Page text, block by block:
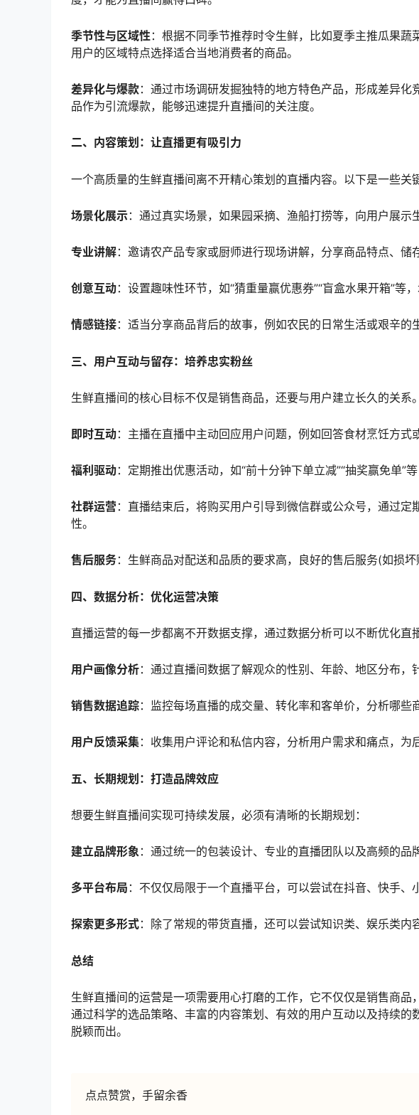
季节性与区域性：根据不同季节推荐时令生鲜，比如夏季主推瓜果
用户的区域特点选择适合当地消费者的商品。
差异化与爆款：通过市场调研发掘独特的地方特色产品，形成差异
品作为引流爆款，能够迅速提升直播间的关注度。
二、内容策划：让直播更有吸引力
一个高质量的生鲜直播间离不开精心策划的直播内容。以下是一些关
场景化展示：通过真实场景，如果园采摘、渔船打捞等，向用户展示
专业讲解：邀请农产品专家或厨师进行现场讲解，分享商品特点、储
创意互动：设置趣味性环节，如“猜重量赢优惠券”“盲盒水果开箱”等
情感链接：适当分享商品背后的故事，例如农民的日常生活或艰辛的
三、用户互动与留存：培养忠实粉丝
生鲜直播间的核心目标不仅是销售商品，还要与用户建立长久的关系
即时互动：主播在直播中主动回应用户问题，例如回答食材烹饪方式
福利驱动：定期推出优惠活动，如“前十分钟下单立减”“抽奖赢免单”
社群运营：直播结束后，将购买用户引导到微信群或公众号，通过
性。
售后服务：生鲜商品对配送和品质的要求高，良好的售后服务(如损
四、数据分析：优化运营决策
直播运营的每一步都离不开数据支撑，通过数据分析可以不断优化直
用户画像分析：通过直播间数据了解观众的性别、年龄、地区分布，
销售数据追踪：监控每场直播的成交量、转化率和客单价，分析哪些
用户反馈采集：收集用户评论和私信内容，分析用户需求和痛点，为
五、长期规划：打造品牌效应
想要生鲜直播间实现可持续发展，必须有清晰的长期规划：
建立品牌形象 ：通过统一的包装设计、专业的直播团队以及高频的品
多平台布局 ：不仅仅局限于一个直播平台，可以尝试在抖音、快手、
探索更多形式：除了常规的带货直播，还可以尝试知识类、娱乐类内
总结
生鲜直播间的运营是一项需要用心打磨的工作，它不仅仅是销售商品
通过科学的选品策略、丰富的内容策划、有效的用户互动以及持续
脱颖而出。
点点赞赏，手留余香